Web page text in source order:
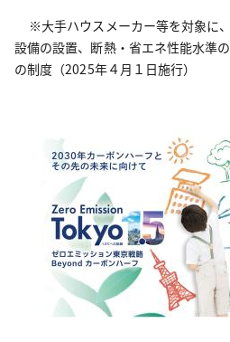
※大手ハウスメーカー等を対象に
設備の設置、断熱・省エネ性能水準
の制度（2025年４月１日施行）